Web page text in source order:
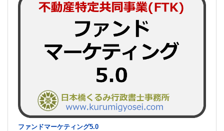
ファンドマーケティング5.0